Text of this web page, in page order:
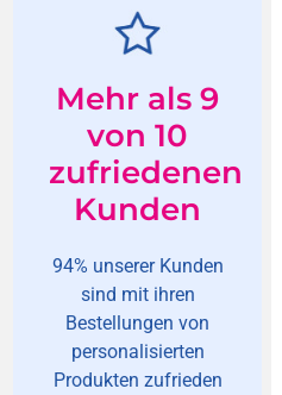
Mehr als 9
von 10
zufriedenen
Kunden
94% unserer Kunden
sind mit ihren
Bestellungen von
personalisierten
Produkten zufrieden